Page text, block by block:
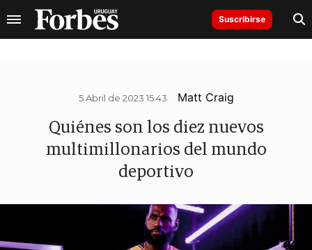
Suscribirse
5 Abril de 2023 15.43 Matt Craig
Quiénes son los diez nuevos
multimillonarios del mundo
deportivo